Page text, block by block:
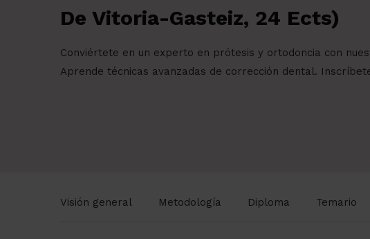
De Vitoria-Gasteiz, 24 Ects)
Conviértete en un experto en prótesis y ortodoncia con
Aprende técnicas avanzadas de corrección dental.
Visión general Metodología Diploma Temario